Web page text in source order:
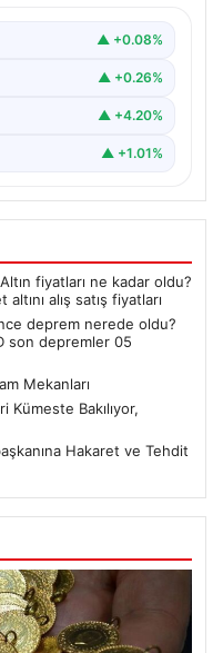
Deprem Durumu ve
“ Bugün…
▲ +0.08%
▲ +0.26%
▲ +4.20%
▲ +1.01%
fiyatları ne kadar oldu?
alış satış fiyatları
deprem nerede oldu?
son depremler 05
Mekanları
Kümeste Bakılıyor,
Hakaret ve Tehdit